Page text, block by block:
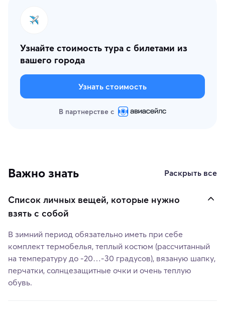
Узнайте стоимость тура с билетами из
вашего города
Узнать стоимость
В партнерстве с
Важно знать Раскрыть все
Список личных вещей, которые нужно
взять с собой
В зимний период обязательно иметь при себе
комплект термобелья, теплый костюм (рассчитанный
на температуру до -20…-30 градусов), вязаную шапку,
перчатки, солнцезащитные очки и очень теплую
обувь.